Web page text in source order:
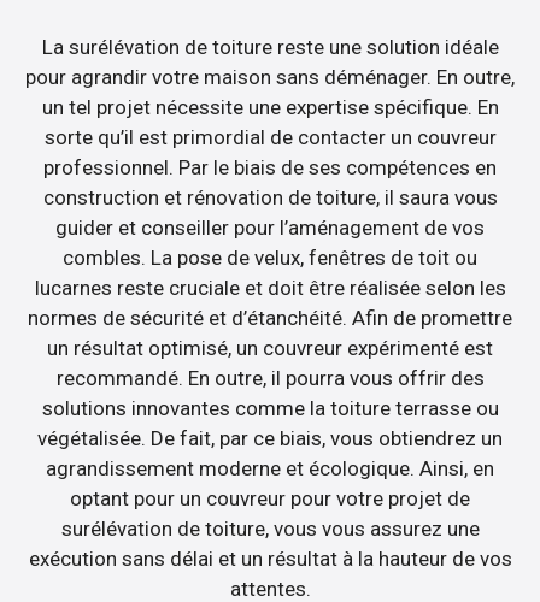
La surélévation de toiture reste une solution idéale
pour agrandir votre maison sans déménager. En outre,
un tel projet nécessite une expertise spécifique. En
sorte qu’il est primordial de contacter un couvreur
professionnel. Par le biais de ses compétences en
construction et rénovation de toiture, il saura vous
guider et conseiller pour l’aménagement de vos
combles. La pose de velux, fenêtres de toit ou
lucarnes reste cruciale et doit être réalisée selon les
normes de sécurité et d’étanchéité. Afin de promettre
un résultat optimisé, un couvreur expérimenté est
recommandé. En outre, il pourra vous offrir des
solutions innovantes comme la toiture terrasse ou
végétalisée. De fait, par ce biais, vous obtiendrez un
agrandissement moderne et écologique. Ainsi, en
optant pour un couvreur pour votre projet de
surélévation de toiture, vous vous assurez une
exécution sans délai et un résultat à la hauteur de vos
attentes.